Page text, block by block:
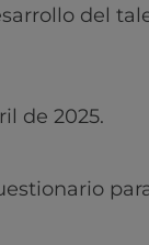
del
de 2025.